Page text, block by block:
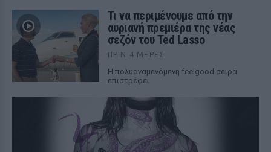
Τι να περιμένουμε από την
αυριανή πρεμιέρα της νέας
σεζόν του Ted Lasso
ΠΡΙΝ 4 ΜΈΡΕΣ
Η πολυαναμενόμενη feelgood σειρά
επιστρέφει